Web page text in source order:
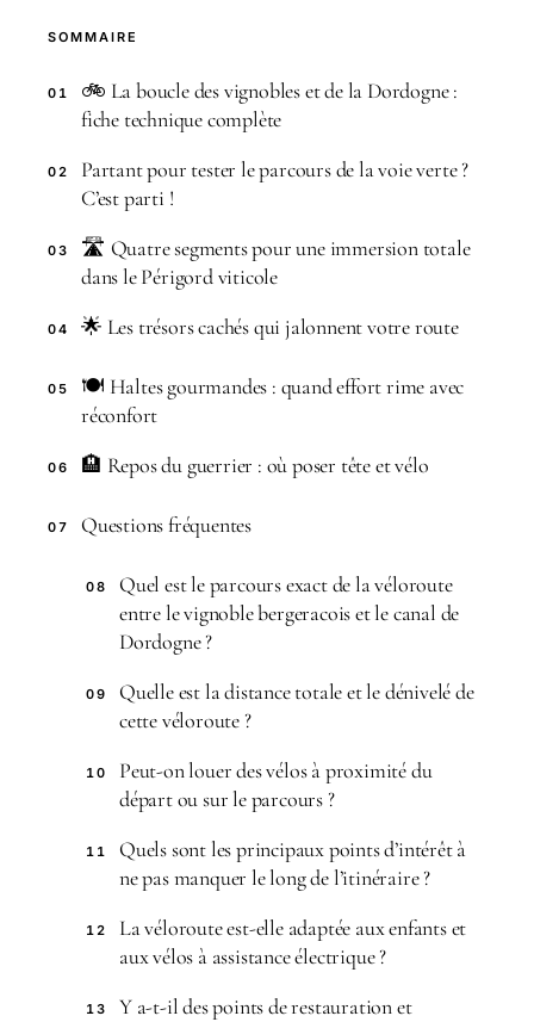
SOMMAIRE
01
🚲 La boucle des vignobles et de la Dordogne :
fiche technique complète
02
Partant pour tester le parcours de la voie verte ?
C’est parti !
03
🛣️ Quatre segments pour une immersion totale
dans le Périgord viticole
04 🌟 Les trésors cachés qui jalonnent votre route
05
🍽️ Haltes gourmandes : quand effort rime avec
réconfort
06 🏨 Repos du guerrier : où poser tête et vélo
07 Questions fréquentes
08
Quel est le parcours exact de la véloroute
entre le vignoble bergeracois et le canal de
Dordogne ?
09
Quelle est la distance totale et le dénivelé de
cette véloroute ?
10
Peut-on louer des vélos à proximité du
départ ou sur le parcours ?
11
Quels sont les principaux points d’intérêt à
ne pas manquer le long de l’itinéraire ?
12
La véloroute est-elle adaptée aux enfants et
aux vélos à assistance électrique ?
13
Y a-t-il des points de restauration et